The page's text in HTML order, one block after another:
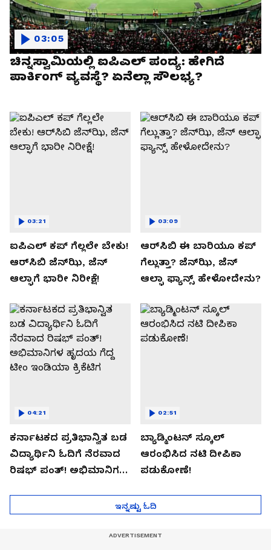
ಚಿನ್ನಸ್ವಾಮಿಯಲ್ಲಿ ಐಪಿಎಲ್‌ ಪಂದ್ಯ: ಹೇಗಿದೆ
ಪಾರ್ಕಿಂಗ್ ವ್ಯವಸ್ಥೆ? ಏನೆಲ್ಲಾ ಸೌಲಭ್ಯ?
03:05
ಐಪಿಎಲ್ ಕಪ್‌ ಗೆಲ್ಲಲೇ ಬೇಕು!
ಆರ್‌ಸಿಬಿ ಜೆನ್‌ಝಿ, ಜೆನ್‌
ಆಲ್ಫಾಗೆ ಭಾರೀ ನಿರೀಕ್ಷೆ!
03:21
ಆರ್‌ಸಿಬಿ ಈ ಬಾರಿಯೂ ಕಪ್‌
ಗೆಲ್ಲುತ್ತಾ? ಜೆನ್‌ಝಿ, ಜೆನ್‌
ಆಲ್ಫಾ ಫ್ಯಾನ್ಸ್ ಹೇಳೋದೇನು?
03:09
ಕರ್ನಾಟಕದ ಪ್ರತಿಭಾನ್ವಿತ ಬಡ
ವಿದ್ಯಾರ್ಥಿನಿ ಓದಿಗೆ ನೆರವಾದ
ರಿಷಭ್ ಪಂತ್! ಅಭಿಮಾನಿಗಳ
04:21
ಬ್ಯಾಡ್ಮಿಂಟನ್ ಸ್ಕೂಲ್​
ಆರಂಭಿಸಿದ ನಟಿ ದೀಪಿಕಾ
ಪಡುಕೋಣೆ!
02:51
ಇನ್ನಷ್ಟು ಓದಿ